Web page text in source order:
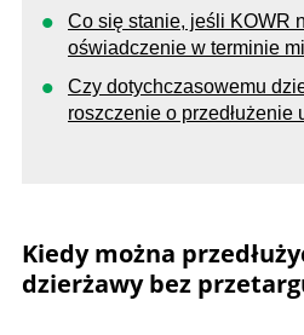
Co się stanie, jeśli KOWR
oświadczenie w terminie
Czy dotychczasowemu
roszczenie o przedłużenie
Kiedy można
dzierżawy bez